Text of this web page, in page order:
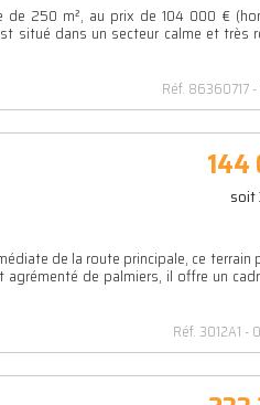
250 m², au prix de 104 000 €
situé dans un secteur calme et très
Réf. 86360717
de la route principale, ce terrain
de palmiers, il offre un
Réf. 3012A1
144
soit